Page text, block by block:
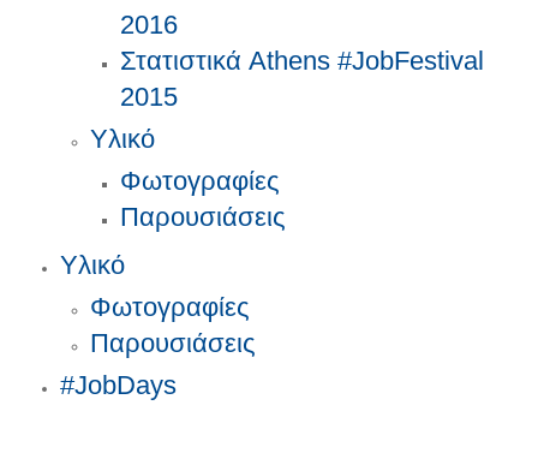
2016
Στατιστικά Athens #JobFestival
2015
Υλικό
Φωτογραφίες
Παρουσιάσεις
Υλικό
Φωτογραφίες
Παρουσιάσεις
#JobDays